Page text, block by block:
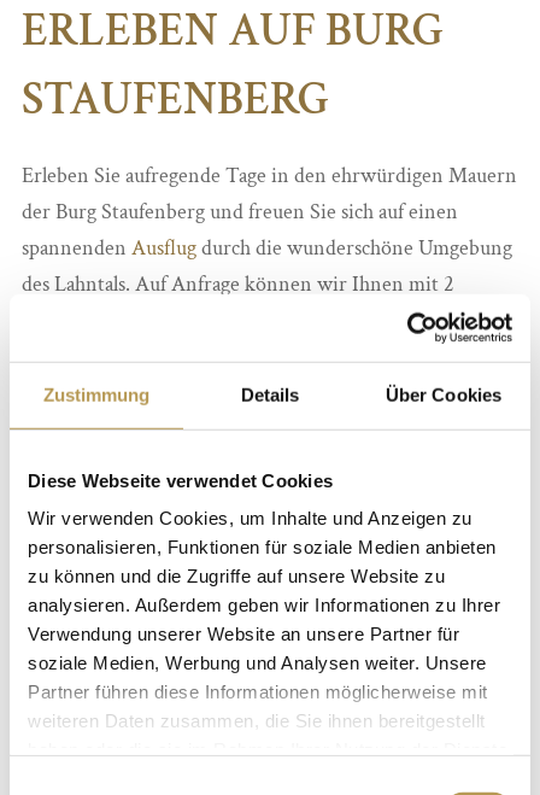
Zustimmung Details Über Cookies
Diese Webseite verwendet Cookies
Wir verwenden Cookies, um Inhalte und Anzeigen zu
personalisieren, Funktionen für soziale Medien anbieten
zu können und die Zugriffe auf unsere Website zu
analysieren. Außerdem geben wir Informationen zu Ihrer
Verwendung unserer Website an unsere Partner für
soziale Medien, Werbung und Analysen weiter. Unsere
Partner führen diese Informationen möglicherweise mit
weiteren Daten zusammen, die Sie ihnen bereitgestellt
ERLEBEN AUF BURG
STAUFENBERG
Erleben Sie aufregende Tage in den ehrwürdigen Mauern
der Burg Staufenberg und freuen Sie sich auf einen
spannenden Ausflugdurch die wunderschöne Umgebung
des Lahntals. Auf Anfrage können wir Ihnen mit 2
Wochen Vorlaufzeit Fahrräder zur Verfügung stellen.
2 Übernachtungen in der gewünschten
Zimmerkategorie
1x 3-Gang-Menü im Restaurant „Ritterkeller“ am
ersten Abend
1x Lunchpaket zum Mitnehmen am zweiten Tag
1x 4-Gang-Tafeley „Ritterschmaus“ im Restaurant
„Ritterkeller“ am zweiten Abend
Bei Anreise erwartet Sie ein Buch auf Ihrem Zimmer
Übernachtungen:2 Nächte